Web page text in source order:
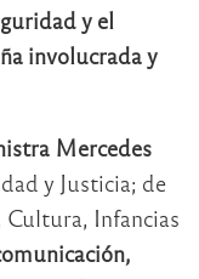
y el
involucrada y
Mercedes
y Justicia; de
Cultura, Infancias